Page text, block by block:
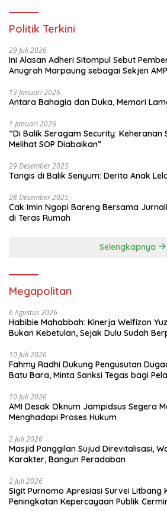
Politik Terkini
29 Juli 2026
Ini Alasan Adheri Sitompul Sebut
Anugrah Marpaung sebagai Sekjen
13 Januari 2026
Antara Bahagia dan Duka, Memori
1 Januari 2026
“Di Balik Seragam Security:
Melihat SOP Diabaikan”
29 Desember 2025
Tangis di Balik Senyum: Derita Anak
28 Desember 2025
Cak Imin Ngopi Bareng Bersama
di Teras Rumah
Selengkapnya
Megapolitan
6 Agustus 2026
Habibie Mahabbah: Kinerja Welfizon
Bukan Kebetulan, Sejak Dulu Sudah
10 Juli 2026
Fahmy Radhi Dukung Pengusutan
Batu Bara, Minta Sanksi Tegas bagi
10 Juli 2026
AMI Desak Oknum Jampidsus Segera
Menghadapi Proses Hukum
2 Juli 2026
Masjid Panggilan Sujud Direvitalisasi,
Karakter, Bangun Peradaban
2 Juli 2026
Sigit Purnomo Apresiasi Survei Litbang
Peningkatan Kepercayaan Publik